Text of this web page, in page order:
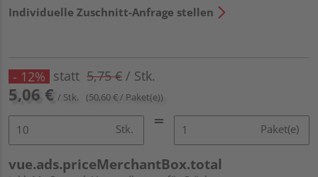
Individuelle Zuschnitt-Anfrage stellen
- 12% statt 5,75 € / Stk.
5,06 € / Stk. (50,60 € / Paket(e))
Stk. Paket(e)
vue.ads.priceMerchantBox.total